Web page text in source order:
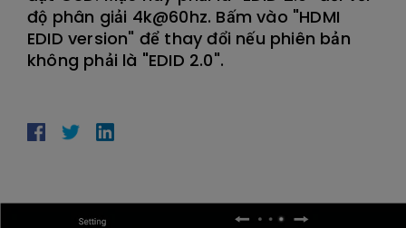
độ phân giải 4k@60hz. Bấm vào "HDMI
EDID version" để thay đổi nếu phiên bản
không phải là "EDID 2.0".